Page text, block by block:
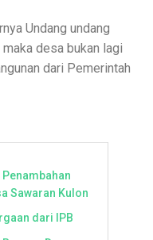
Undang undang
desa bukan lagi
dari Pemerintah
Penambahan
Sawaran Kulon
dari IPB